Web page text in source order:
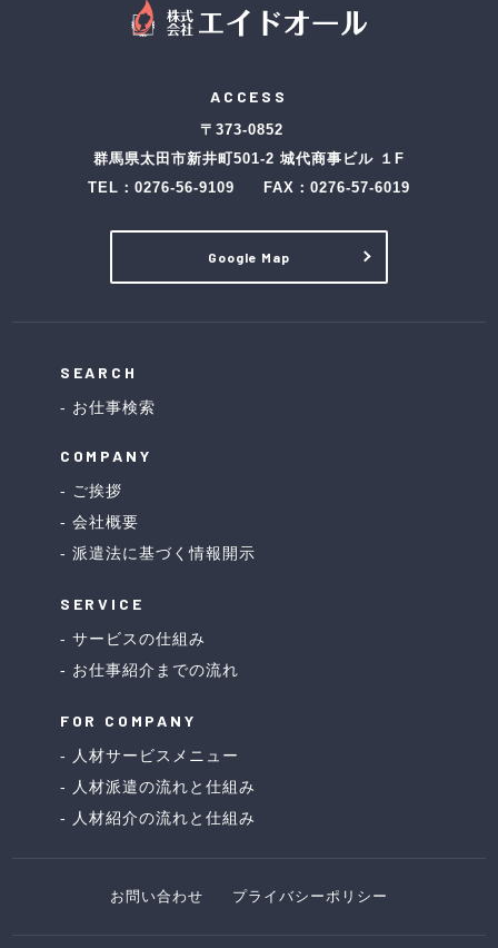
ACCESS
〒373-0852
群馬県太田市新井町501-2 城代商事ビル １F
TEL： 0276-56-9109 FAX：0276-57-6019
Google Map
SEARCH
お仕事検索
COMPANY
ご挨拶
会社概要
派遣法に基づく情報開示
SERVICE
サービスの仕組み
お仕事紹介までの流れ
FOR COMPANY
人材サービスメニュー
人材派遣の流れと仕組み
人材紹介の流れと仕組み
お問い合わせ プライバシーポリシー